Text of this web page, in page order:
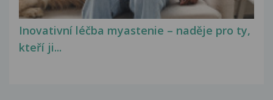
Inovativní léčba myastenie – naděje pro ty,
kteří ji...